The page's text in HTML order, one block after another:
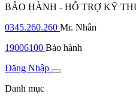
BẢO HÀNH - HỖ TRỢ KỸ
0345.260.260 Mr. Nhân
19006100 Bảo hành
Đăng Nhập
Danh mục